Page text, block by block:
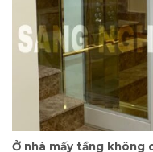
Ở nhà mấy tầng không